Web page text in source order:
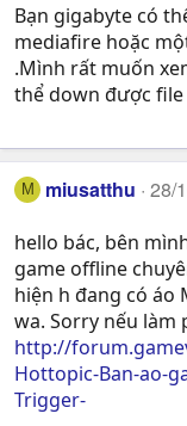
Bạn gigabyte có
mediafire hoặc
.Mình rất muốn
thể down được
M miusatthu 28/
hello bác, bên
game offline
hiện h đang có áo
wa. Sorry nếu làm
http://
Hottopic-Ban-ao-
Trigger-